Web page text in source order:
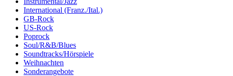
International (Franz./Ital.)
GB-Rock
US-Rock
Poprock
Soul/R&B/Blues
Soundtracks/Hörspiele
Weihnachten
Sonderangebote